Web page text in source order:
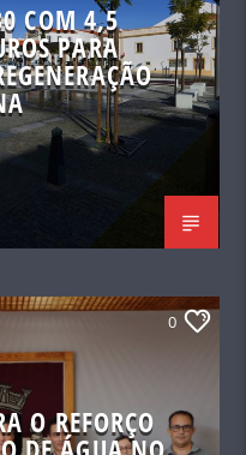
COM 4,5
PARA
0
O REFORÇO